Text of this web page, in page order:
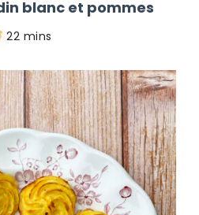
blanc et pommes
22 mins